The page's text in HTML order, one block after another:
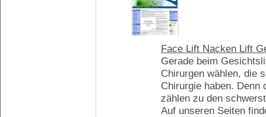
Face Lift Nacken Lift
Gerade beim
Chirurgen wählen, die
Chirurgie haben. Denn
zählen zu den
Auf unseren Seiten